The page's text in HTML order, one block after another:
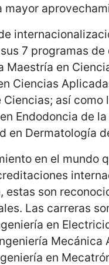
mayor
7 programas
Maestría en
Ciencias
Ciencias; así
Endodoncia de
en Dermatología
en el mundo
estas son
Las carreras
en
en